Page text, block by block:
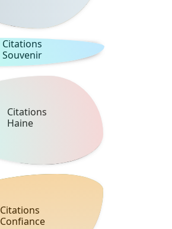
Citations
Souvenir
Citations
Haine
Citations
Confiance